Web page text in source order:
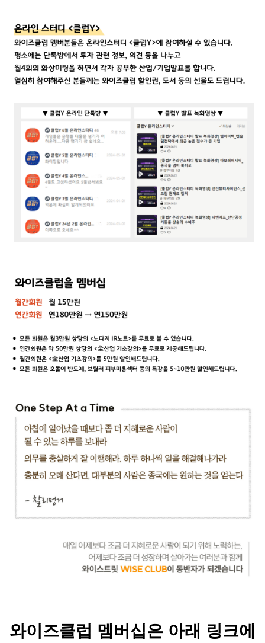
와이즈클럽 멤버십은 아래 링크에